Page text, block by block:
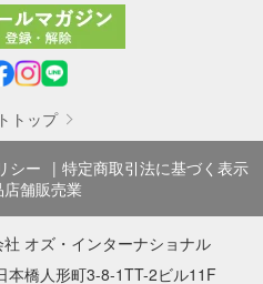
トップ
シー
特定商取引法に基づく表示
店舗販売業
オズ・インターナショナル
本橋人形町3-8-1TT-2ビル11F